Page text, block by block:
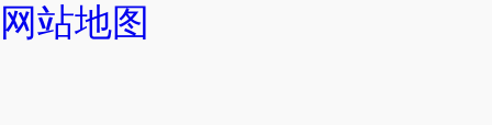
网站地图